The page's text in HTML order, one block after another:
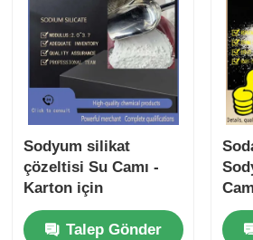
Sodyum silikat
çözeltisi Su Camı -
Karton için
yapıştırıcı, deterjan
üreticisi, dökme kum
Talep Gönder